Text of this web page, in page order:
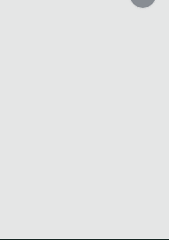
com conforto.